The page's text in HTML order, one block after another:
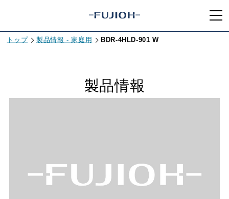
トップ 製品情報 - 家庭用 BDR-4HLD-901 W
製品情報